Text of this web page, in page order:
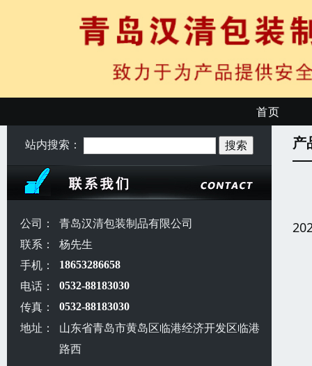
首页
站内搜索：
公司：
青岛汉清包装制品有限公司
联系：
杨先生
手机：
18653286658
电话： 0532-88183030
传真： 0532-88183030
地址：
山东省青岛市黄岛区临港经济开发区临港
路西
产